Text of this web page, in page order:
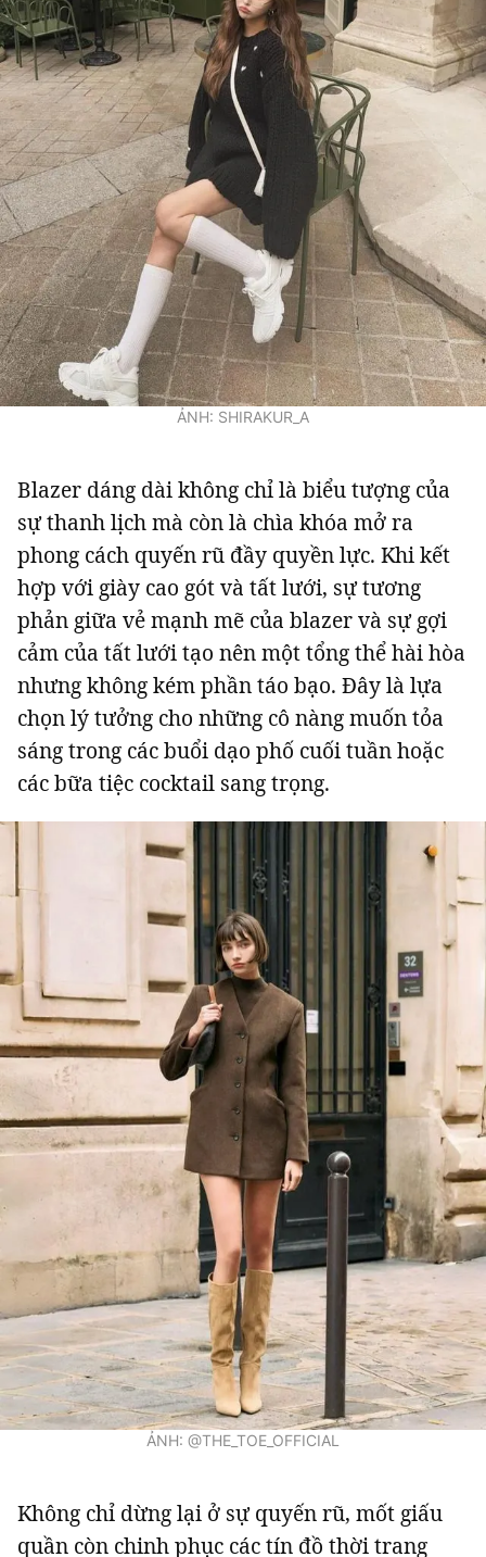
ẢNH: SHIRAKUR_A
Blazer dáng dài không chỉ là biểu tượng của
sự thanh lịch mà còn là chìa khóa mở ra
phong cách quyến rũ đầy quyền lực. Khi kết
hợp với giày cao gót và tất lưới, sự tương
phản giữa vẻ mạnh mẽ của blazer và sự gợi
cảm của tất lưới tạo nên một tổng thể hài hòa
nhưng không kém phần táo bạo. Đây là lựa
chọn lý tưởng cho những cô nàng muốn tỏa
sáng trong các buổi dạo phố cuối tuần hoặc
các bữa tiệc cocktail sang trọng.
ẢNH: @THE_TOE_OFFICIAL
Không chỉ dừng lại ở sự quyến rũ, mốt giấu
quần còn chinh phục các tín đồ thời trang